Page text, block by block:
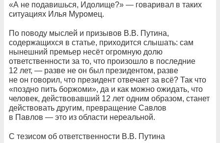
«А не подавишься, Идолище?» — говаривал в таких
ситуациях Илья Муромец.
По поводу мыслей и призывов В.В. Путина,
содержащихся в статье, приходится слышать: сам
нынешний премьер несёт огромную долю
ответственности за то, что произошло в последние
12 лет, — разве не он был президентом, разве
не он говорил, что президент отвечает за всё? Так что
«поздно пить боржоми», да и как можно ожидать, что
человек, действовавший 12 лет одним образом, станет
действовать другим, превращение Савлов
в Павлов — это из области нереальной.
С тезисом об ответственности В.В. Путина